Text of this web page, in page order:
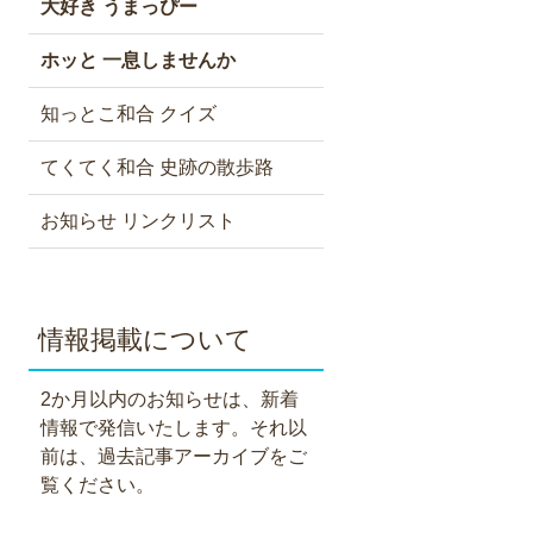
大好き うまっぴー
ホッと 一息しませんか
知っとこ和合 クイズ
てくてく和合 史跡の散歩路
お知らせ リンクリスト
情報掲載について
2か月以内のお知らせは、新着
情報で発信いたします。それ以
前は、過去記事アーカイブをご
覧ください。